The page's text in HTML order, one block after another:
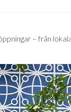
– från